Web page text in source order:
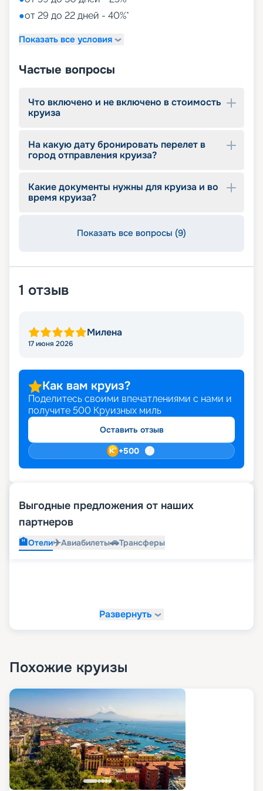
●от 29 до 22 дней - 40%*
Показать все условия
Частые вопросы
Что включено и не включено в стоимость
круиза
На какую дату бронировать перелет в
город отправления круиза?
Какие документы нужны для круиза и во
время круиза?
Показать все вопросы (9)
1 отзыв
Милена
17 июня 2026
Как вам круиз?
Поделитесь своими впечатлениями с нами и
получите 500 Круизных миль
Оставить отзыв
+500
Выгодные предложения от наших
партнеров
🏨Отели✈️Авиабилеты🚗Трансферы
Развернуть
Похожие круизы